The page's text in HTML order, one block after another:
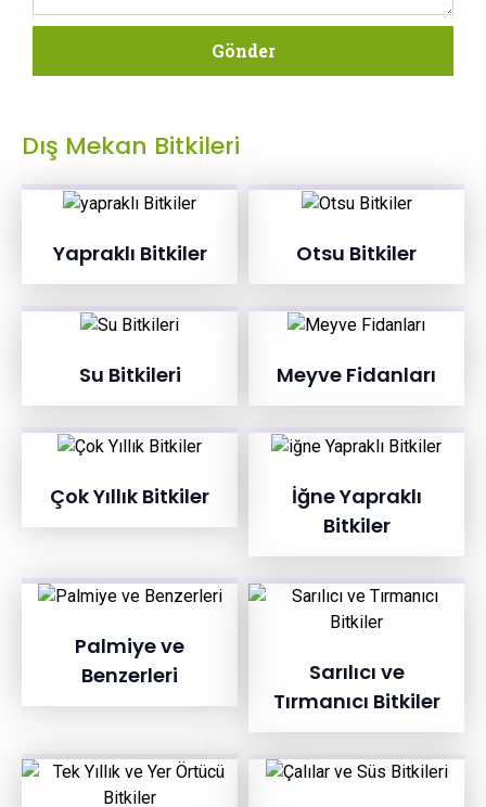
Gönder
Dış Mekan Bitkileri
Yapraklı Bitkiler Otsu Bitkiler
Su Bitkileri Meyve Fidanları
Çok Yıllık Bitkiler
İğne Yapraklı
Bitkiler
Palmiye ve
Benzerleri
Sarılıcı ve
Tırmanıcı Bitkiler